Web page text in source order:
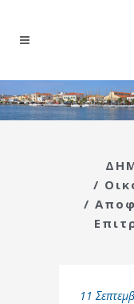
/
/
11